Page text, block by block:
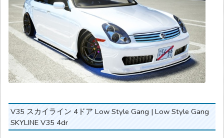
V35 スカイライン 4ドア Low Style Gang | Low Style Gang
SKYLINE V35 4dr